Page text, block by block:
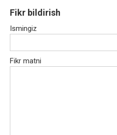
Fikr bildirish
Ismingiz
Fikr matni